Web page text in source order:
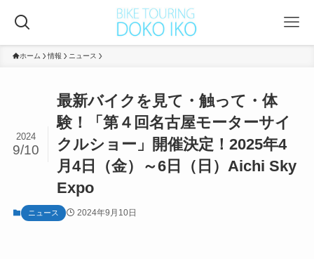
ホーム 情報 ニュース
最新バイクを見て・触って・体
験！「第４回名古屋モーターサイ
クルショー」開催決定！2025年4
月4日（金）～6日（日）Aichi Sky
Expo
2024
9/10
ニュース 2024年9月10日